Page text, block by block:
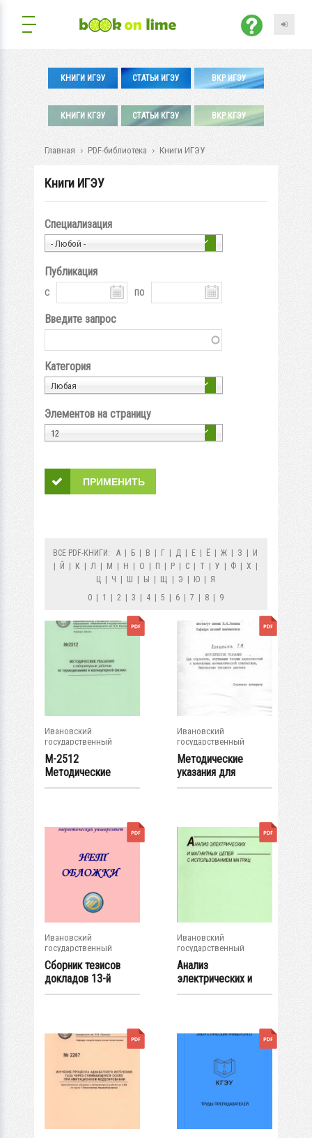
КНИГИ ИГЭУ СТАТЬИ ИГЭУ ВКР ИГЭУ
КНИГИ КГЭУ СТАТЬИ КГЭУ ВКР КГЭУ
Главная PDF-библиотека Книги ИГЭУ
Книги ИГЭУ
Специализация
- Любой -
Публикация
с
по
Введите запрос
Категория
Любая
Элементов на страницу
12
ВСЕ PDF-КНИГИ: А Б В Г Д Е Ё Ж З
И
Й К Л М Н О П Р С Т У Ф Х
Ц
Ч Ш Ы Щ Э Ю
Я
0
1 2 3 4 5 6 7 8 9
Ивановский
государственный
энергетический...
М-2512
Методические
указания к
Ивановский
государственный
энергетический...
Методические
указания для
студентов,
Ивановский
государственный
энергетический...
Сборник тезисов
докладов 13-й
Международной...
Ивановский
государственный
энергетический...
Анализ
электрических и
магнитных цепей с...